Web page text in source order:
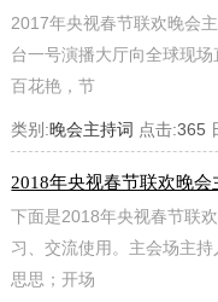
2017年央视春节联欢晚会
台一号演播大厅向全球现
百花艳，节
类别:晚会主持词 点击:365
2018年央视春节联欢晚会
下面是2018年央视春节联
习、交流使用。主会场主
思思；开场